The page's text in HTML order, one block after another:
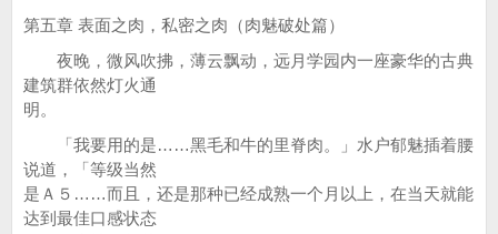
第五章 表面之肉，私密之肉（肉魅破处篇）
夜晚，微风吹拂，薄云飘动，远月学园内一座豪华的古典
建筑群依然灯火通
明。
「我要用的是……黑毛和牛的里脊肉。」水户郁魅插着腰
说道，「等级当然
是Ａ５……而且，还是那种已经成熟一个月以上，在当天就能
达到最佳口感状态